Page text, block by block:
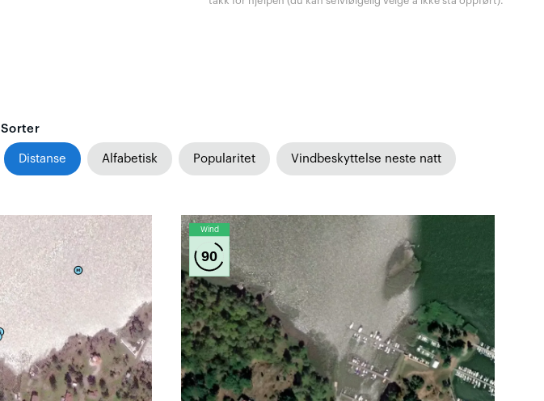
Sorter
Distanse Alfabetisk Popularitet Vindbeskyttelse neste natt
Wind
90